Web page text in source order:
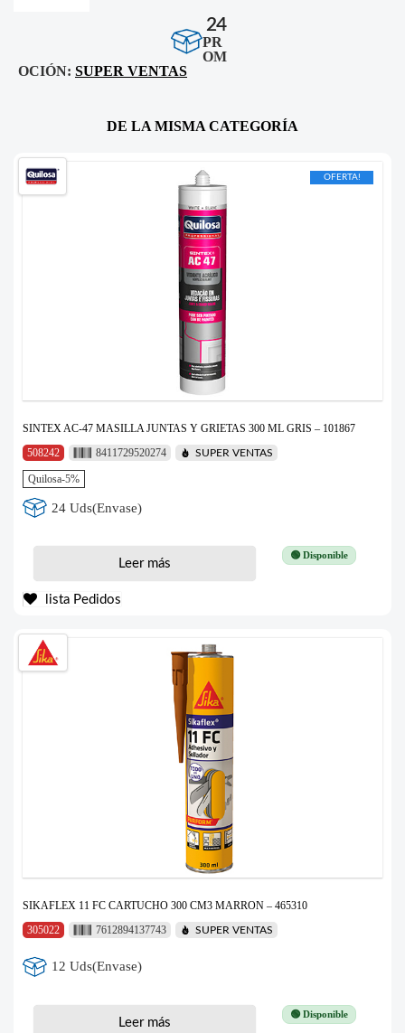
24
PR
OM
OCIÓN: SUPER VENTAS
DE LA MISMA CATEGORÍA
OFERTA!
SINTEX AC-47 MASILLA JUNTAS Y GRIETAS 300 ML GRIS – 101867
508242
8411729520274 SUPER VENTAS
Quilosa-5%
24 Uds(Envase)
🟢 Disponible
Leer más
lista Pedidos
SIKAFLEX 11 FC CARTUCHO 300 CM3 MARRON – 465310
305022
7612894137743 SUPER VENTAS
12 Uds(Envase)
🟢 Disponible
Leer más